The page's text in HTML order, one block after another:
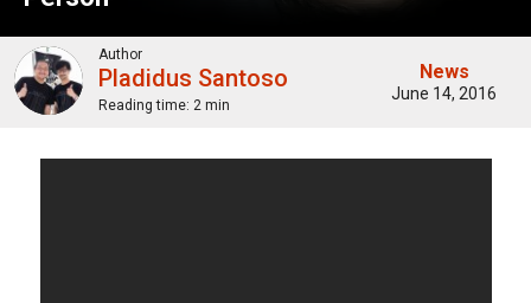
Author
Pladidus Santoso
Reading time: 2 min
News
June 14, 2016